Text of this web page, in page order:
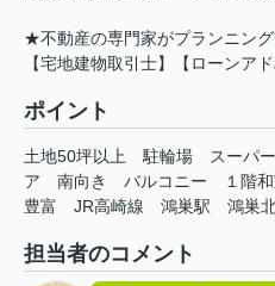
★不動産の専門家がプランニン
【宅地建物取引士】【ローンア
ポイント
土地50坪以上 駐輪場 スーパー
ア
南向き バルコニー １階
豊富
JR高崎線 鴻巣駅 鴻巣
担当者のコメント